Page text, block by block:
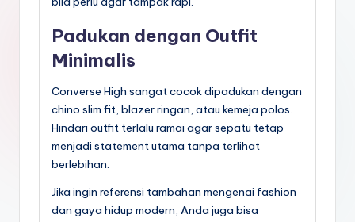
Padukan dengan Outfit
Minimalis
Converse High sangat cocok dipadukan dengan
chino slim fit, blazer ringan, atau kemeja polos.
Hindari outfit terlalu ramai agar sepatu tetap
menjadi statement utama tanpa terlihat
berlebihan.
Jika ingin referensi tambahan mengenai fashion
dan gaya hidup modern, Anda juga bisa